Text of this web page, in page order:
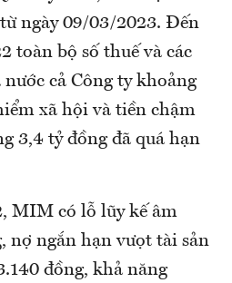
ngày 09/03/2023. Đến
toàn bộ số thuế và các
cả Công ty khoảng
xã hội và tiền chậm
3,4 tỷ đồng đã quá hạn
MIM có lỗ lũy kế âm
nợ ngắn hạn vưọt tài sản
đồng, khả năng